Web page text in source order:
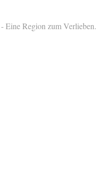
Eine Region zum Verlieben.